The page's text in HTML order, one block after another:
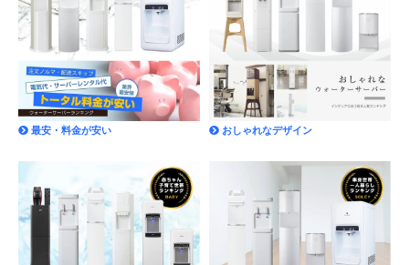
最安・料金が安い おしゃれなデザイン